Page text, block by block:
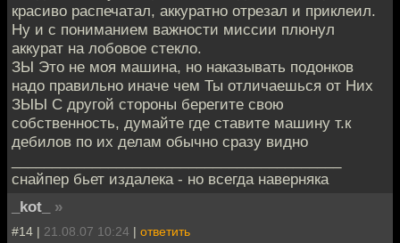
красиво распечатал, аккуратно отрезал и приклеил.
Ну и с пониманием важности миссии плюнул
аккурат на лобовое стекло.
ЗЫ Это не моя машина, но наказывать подонков
надо правильно иначе чем Ты отличаешься от Них
ЗЫЫ С другой стороны берегите свою
собственность, думайте где ставите машину т.к
дебилов по их делам обычно сразу видно
снайпер бьет издалека - но всегда наверняка
_kot_
»
#14 | 21.08.07 10:24 | ответить